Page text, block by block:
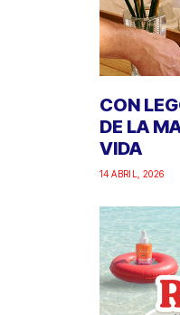
CON
DE LA
VIDA
14 ABRIL, 2026